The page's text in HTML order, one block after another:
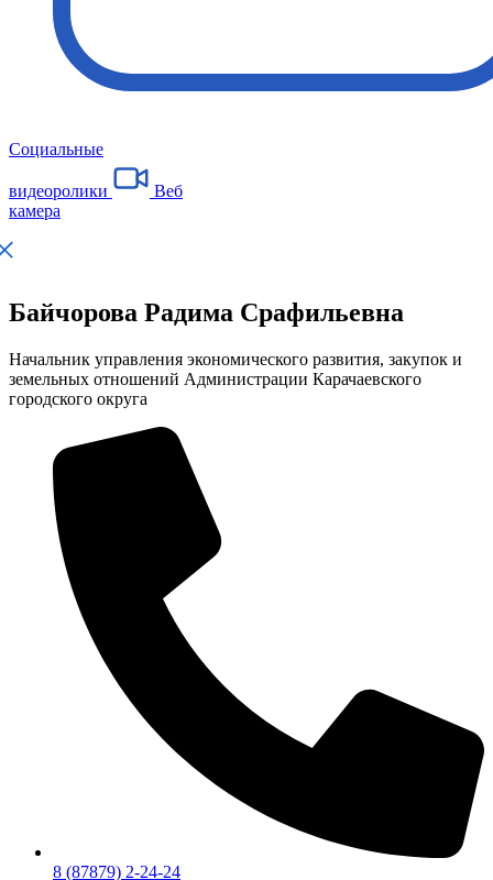
Социальные
видеоролики
Веб
камера
Байчорова Радима Срафильевна
Начальник управления экономического развития, закупок и
земельных отношений Администрации Карачаевского
городского округа
8 (87879) 2-24-24